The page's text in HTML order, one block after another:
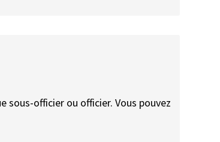
sous-officier ou officier. Vous pouvez